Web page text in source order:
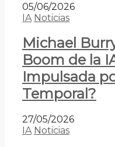
05/06/2026
IA Noticias
Michael
Boom de la
Impulsada
Temporal?
27/05/2026
IA Noticias